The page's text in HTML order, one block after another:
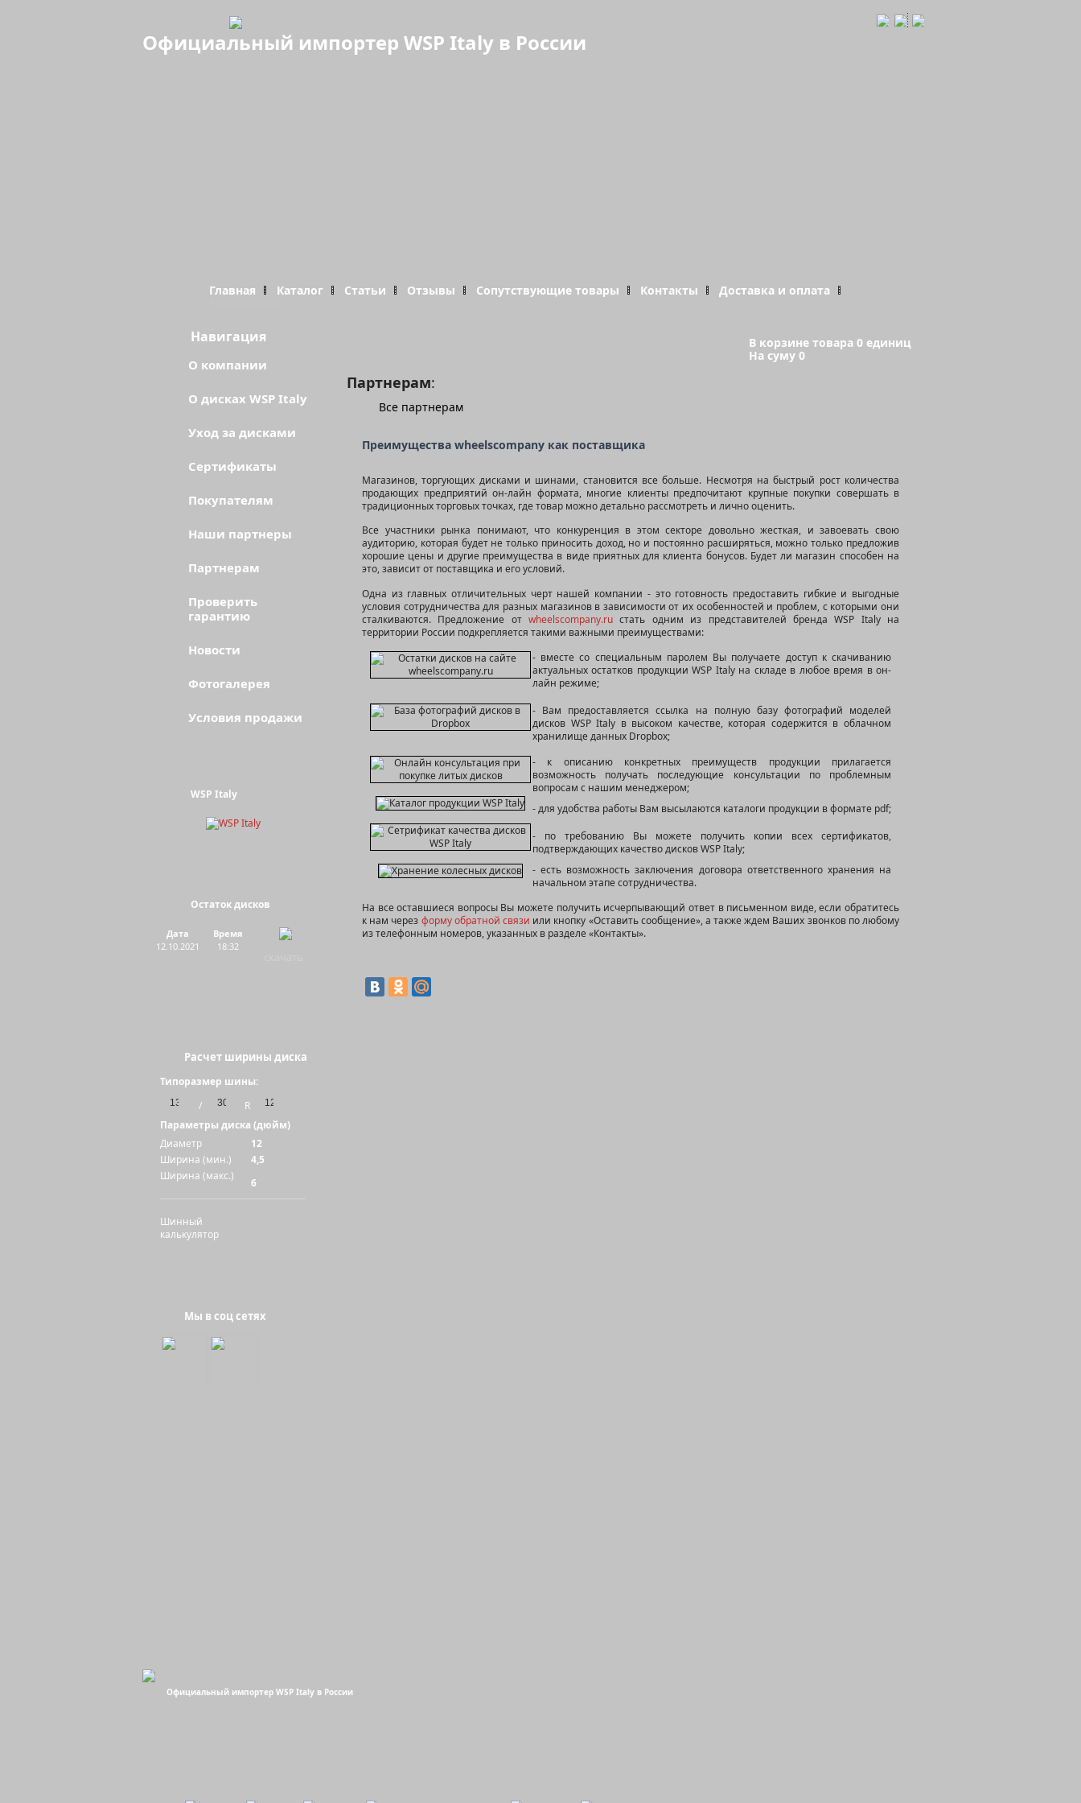
Официальный импортер WSP Italy в России
Главная Каталог Статьи Отзывы Сопутствующие товары Контакты
Доставка и оплата
В корзине товара 0 единиц
На суму 0
Партнерам:
Все партнерам
Преимущества wheelscompany как поставщика
Магазинов, торгующих дисками и шинами, становится все больше. Несмотря на быстрый рост количества
продающих предприятий он-лайн формата, многие клиенты предпочитают крупные покупки совершать в
традиционных торговых точках, где товар можно детально рассмотреть и лично оценить.
Все участники рынка понимают, что конкуренция в этом секторе довольно жесткая, и завоевать свою
аудиторию, которая будет не только приносить доход, но и постоянно расширяться, можно только предложив
хорошие цены и другие преимущества в виде приятных для клиента бонусов. Будет ли магазин способен на
это, зависит от поставщика и его условий.
Одна из главных отличительных черт нашей компании - это готовность предоставить гибкие и выгодные
условия сотрудничества для разных магазинов в зависимости от их особенностей и проблем, с которыми они
сталкиваются. Предложение отwheelscompany.ru стать одним из представителей бренда WSP Italy на
территории России подкрепляется такими важными преимуществами:
- вместе со специальным паролем Вы получаете доступ к скачиванию
актуальных остатков продукции WSP Italy на складе в любое время в он-
лайн режиме;
- Вам предоставляется ссылка на полную базу фотографий моделей
дисков WSP Italy в высоком качестве, которая содержится в облачном
хранилище данных Dropbox;
- к описанию конкретных преимуществ продукции прилагается
возможность получать последующие консультации по проблемным
вопросам с нашим менеджером;
- для удобства работы Вам высылаются каталоги продукции в формате pdf;
- по требованию Вы можете получить копии всех сертификатов,
подтверждающих качество дисков WSP Italy;
- есть возможность заключения договора ответственного хранения на
начальном этапе сотрудничества.
На все оставшиеся вопросы Вы можете получить исчерпывающий ответ в письменном виде, если обратитесь
к нам через форму обратной связи или кнопку «Оставить сообщение», а также ждем Ваших звонков по любому
из телефонным номеров, указанных в разделе «Контакты».
Навигация
О компании
О дисках WSP Italy
Уход за дисками
Сертификаты
Покупателям
Наши партнеры
Партнерам
Проверить
гарантию
Новости
Фотогалерея
Условия продажи
WSP Italy
Остаток дисков
Дата
12.10.2021
Время
18:32
Расчет ширины диска
Типоразмер шины:
/
R
Параметры диска (дюйм)
Диаметр
12
Ширина (мин.)
4,5
Ширина (макс.)
6
Шинный
калькулятор
Мы в соц сетях
Официальный импортер WSP Italy в России